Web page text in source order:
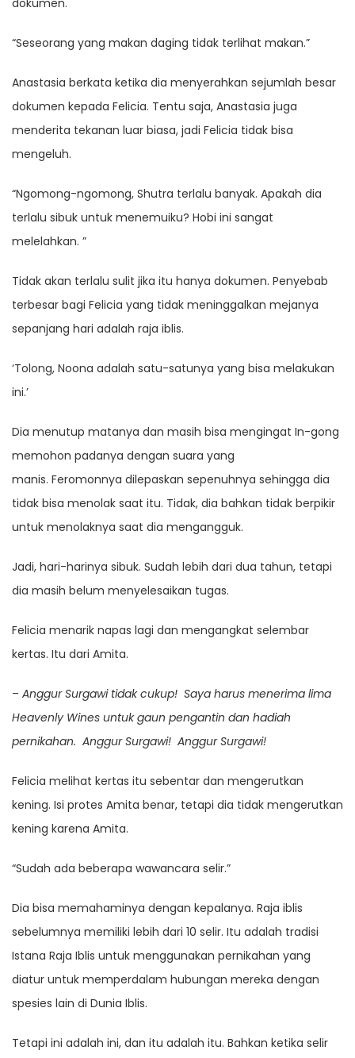
dokumen.
“Seseorang yang makan daging tidak terlihat makan.”
Anastasia berkata ketika dia menyerahkan sejumlah besar
dokumen kepada Felicia. Tentu saja, Anastasia juga
menderita tekanan luar biasa, jadi Felicia tidak bisa
mengeluh.
“Ngomong-ngomong, Shutra terlalu banyak. Apakah dia
terlalu sibuk untuk menemuiku? Hobi ini sangat
melelahkan. ”
Tidak akan terlalu sulit jika itu hanya dokumen. Penyebab
terbesar bagi Felicia yang tidak meninggalkan mejanya
sepanjang hari adalah raja iblis.
‘Tolong, Noona adalah satu-satunya yang bisa melakukan
ini.’
Dia menutup matanya dan masih bisa mengingat In-gong
memohon padanya dengan suara yang
manis. Feromonnya dilepaskan sepenuhnya sehingga dia
tidak bisa menolak saat itu. Tidak, dia bahkan tidak berpikir
untuk menolaknya saat dia mengangguk.
Jadi, hari-harinya sibuk. Sudah lebih dari dua tahun, tetapi
dia masih belum menyelesaikan tugas.
Felicia menarik napas lagi dan mengangkat selembar
kertas. Itu dari Amita.
– Anggur Surgawi tidak cukup! Saya harus menerima lima
Heavenly Wines untuk gaun pengantin dan hadiah
pernikahan. Anggur Surgawi! Anggur Surgawi!
Felicia melihat kertas itu sebentar dan mengerutkan
kening. Isi protes Amita benar, tetapi dia tidak mengerutkan
kening karena Amita.
“Sudah ada beberapa wawancara selir.”
Dia bisa memahaminya dengan kepalanya. Raja iblis
sebelumnya memiliki lebih dari 10 selir. Itu adalah tradisi
Istana Raja Iblis untuk menggunakan pernikahan yang
diatur untuk memperdalam hubungan mereka dengan
spesies lain di Dunia Iblis.
Tetapi ini adalah ini, dan itu adalah itu. Bahkan ketika selir